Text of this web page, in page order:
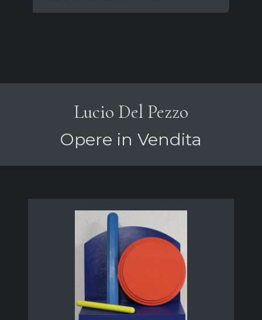
Lucio Del Pezzo
Opere in Vendita